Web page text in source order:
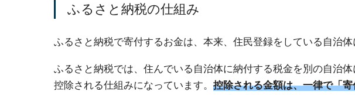
ふるさと納税の仕組み
ふるさと納税で寄付するお金は、本来、住民登録をしている自治体
ふるさと納税では、住んでいる自治体に納付する税金を別の自治
控除される仕組みになっています。 控除される金額は、一律で「